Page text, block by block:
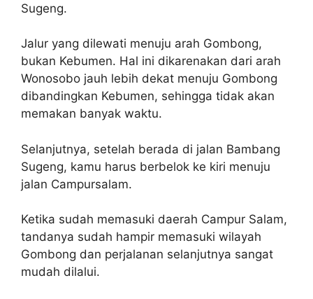
Sugeng.
Jalur yang dilewati menuju arah Gombong,
bukan Kebumen. Hal ini dikarenakan dari arah
Wonosobo jauh lebih dekat menuju Gombong
dibandingkan Kebumen, sehingga tidak akan
memakan banyak waktu.
Selanjutnya, setelah berada di jalan Bambang
Sugeng, kamu harus berbelok ke kiri menuju
jalan Campursalam.
Ketika sudah memasuki daerah Campur Salam,
tandanya sudah hampir memasuki wilayah
Gombong dan perjalanan selanjutnya sangat
mudah dilalui.